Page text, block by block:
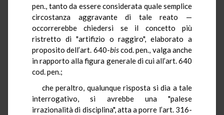
pen., tanto da essere considerata quale semplice
circostanza aggravante di tale reato —
occorrerebbe chiedersi se il concetto più
ristretto di "artifizio o raggiro", elaborato a
proposito dell’art. 640-biscod. pen., valga anche
in rapporto alla figura generale di cui all’art. 640
cod. pen.;
che peraltro, qualunque risposta si dia a tale
interrogativo, si avrebbe una "palese
irrazionalità di disciplina", atta a porre l’art. 316-